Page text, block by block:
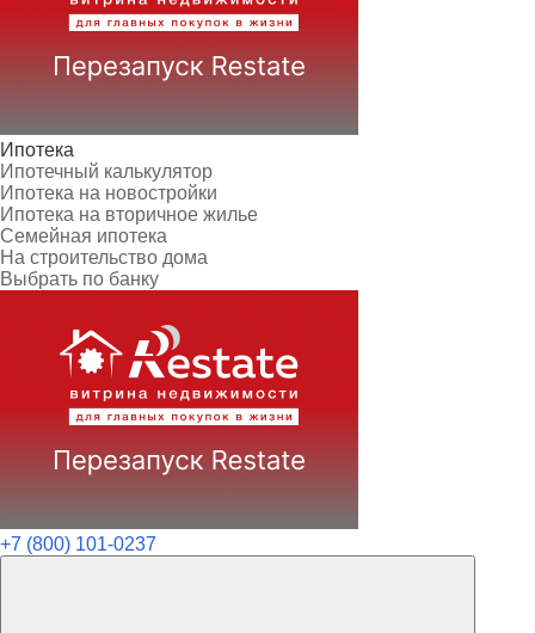
Ипотека
Ипотечный калькулятор
Ипотека на новостройки
Ипотека на вторичное жилье
Семейная ипотека
На строительство дома
Выбрать по банку
+7 (800) 101-0237